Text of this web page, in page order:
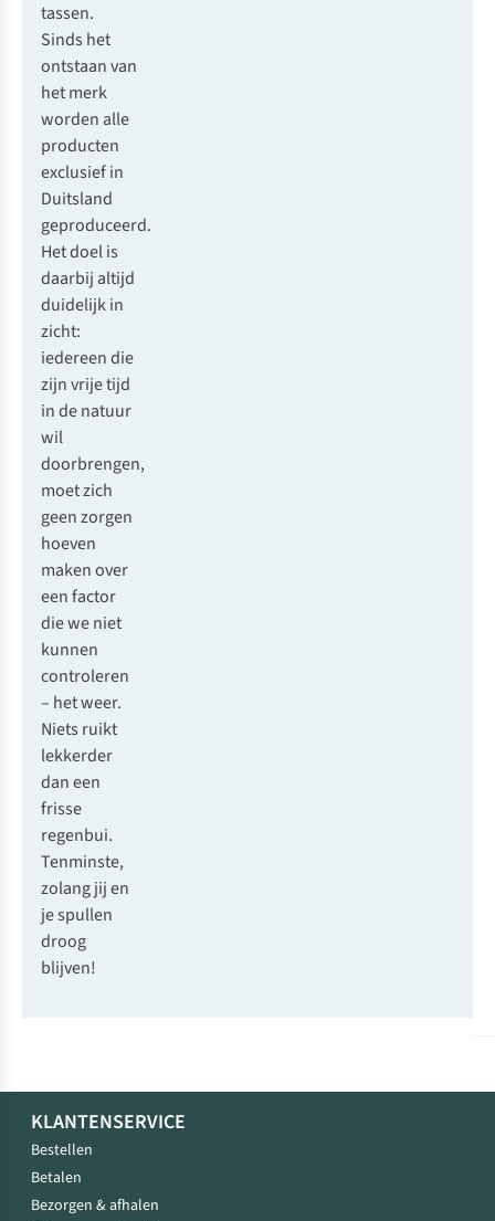
tassen.
Sinds het
ontstaan van
het merk
worden alle
producten
exclusief in
Duitsland
geproduceerd.
Het doel is
daarbij altijd
duidelijk in
zicht:
iedereen die
zijn vrije tijd
in de natuur
wil
doorbrengen,
moet zich
geen zorgen
hoeven
maken over
een factor
die we niet
kunnen
controleren
– het weer.
Niets ruikt
lekkerder
dan een
frisse
regenbui.
Tenminste,
zolang jij en
je spullen
droog
blijven!
KLANTENSERVICE
Bestellen
Betalen
Bezorgen & afhalen